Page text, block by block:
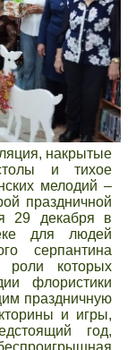
накрытые
и тихое
мелодий –
праздничной
29 декабря в
для людей
серпантина
которых
флористики
праздничную
и игры,
год,